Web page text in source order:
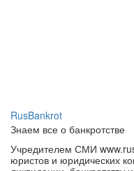
Знаем все о банкротстве
Учредителем СМИ
юристов и юридических
ликвидации, банкротству